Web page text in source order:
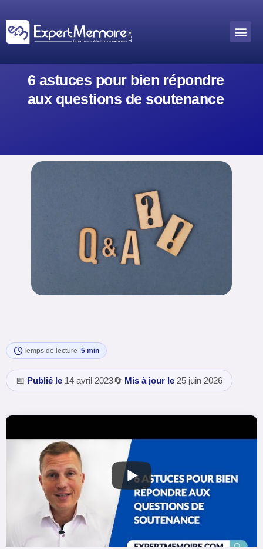
au
contenu
6 astuces pour bien répondre
aux questions de soutenance
Temps de lecture :5 min
📅 Publié le 14 avril 2023🔄 Mis à jour le 25 juin 2026